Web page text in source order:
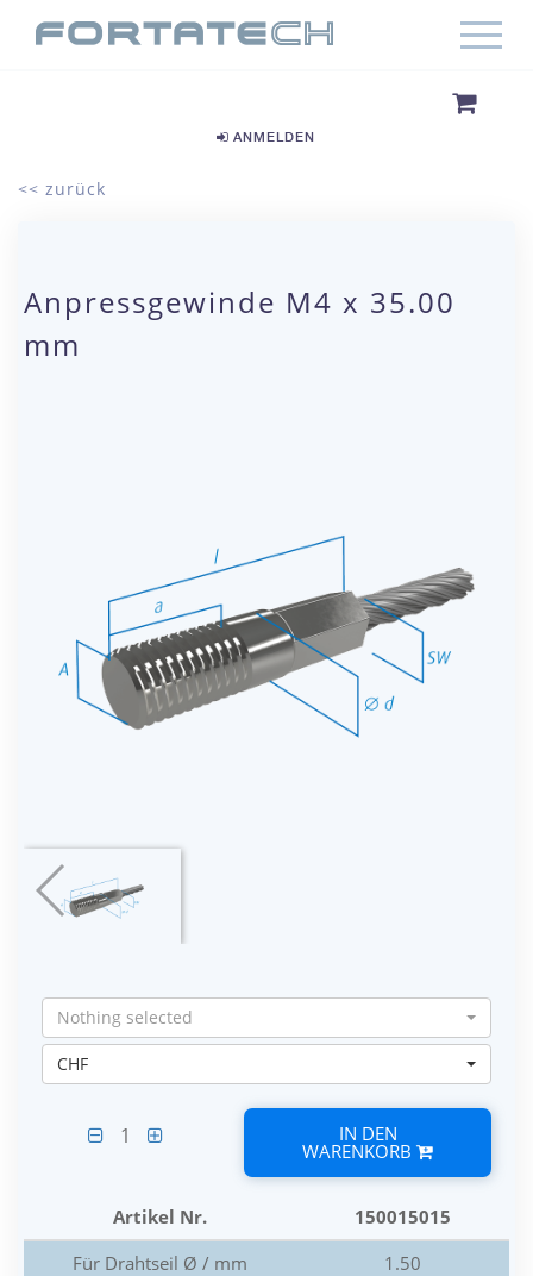
ANMELDEN
<< zurück
Anpressgewinde M4 x 35.00
mm
Nothing selected
CHF
1 IN DEN
WARENKORB
Artikel Nr.
150015015
Für Drahtseil Ø / mm
1.50